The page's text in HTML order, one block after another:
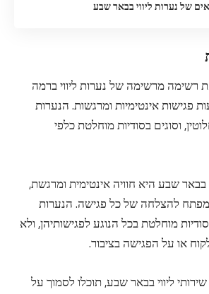
רשימה מרשימה של נערות ליווי ברמה
פגישות אינטימיות ומרגשות. הנערות
וסוגים בסודיות מוחלטת כלפי
בבאר שבע היא חוויה אינטימית ומרגשת,
להצלחה של כל פגישה. הנערות
מוחלטת בכל הנוגע לפגישותיהן, ולא
או על הפגישה בציבור.
ליווי בבאר שבע, תוכלו לסמוך על